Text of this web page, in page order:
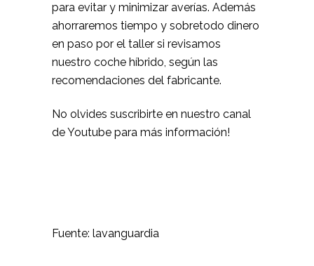
para evitar y minimizar averías. Además
ahorraremos tiempo y sobretodo dinero
en paso por el taller si revisamos
nuestro coche híbrido, según las
recomendaciones del fabricante.
No olvides suscribirte en nuestro canal
deYoutube para más información!
Fuente: lavanguardia